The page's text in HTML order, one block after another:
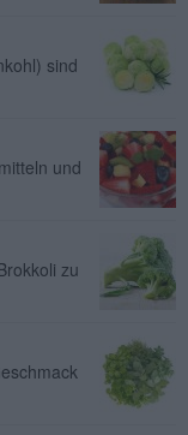
sind
und
zu